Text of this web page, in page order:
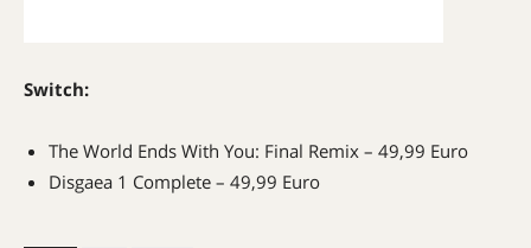
Switch:
The World Ends With You: Final Remix – 49,99 Euro
Disgaea 1 Complete – 49,99 Euro